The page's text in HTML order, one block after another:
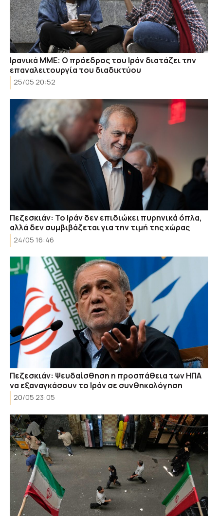
Ιρανικά ΜΜΕ: Ο πρόεδρος του Ιράν διατάζει την
επαναλειτουργία του διαδικτύου
25/05 20:52
Πεζεσκιάν: Το Ιράν δεν επιδιώκει πυρηνικά όπλα,
αλλά δεν συμβιβάζεται για την τιμή της χώρας
24/05 16:46
Πεζεσκιάν: Ψευδαίσθηση η προσπάθεια των ΗΠΑ
να εξαναγκάσουν το Ιράν σε συνθηκολόγηση
20/05 23:05